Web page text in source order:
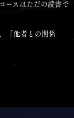
ースはただの読書で
「他者との関係